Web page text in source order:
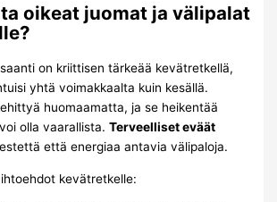
oikeat juomat ja välipalat
on kriittisen tärkeää kevätretkellä,
yhtä voimakkaalta kuin kesällä.
huomaamatta, ja se heikentää
olla vaarallista.Terveelliset eväät
että energiaa antavia välipaloja.
kevätretkelle: